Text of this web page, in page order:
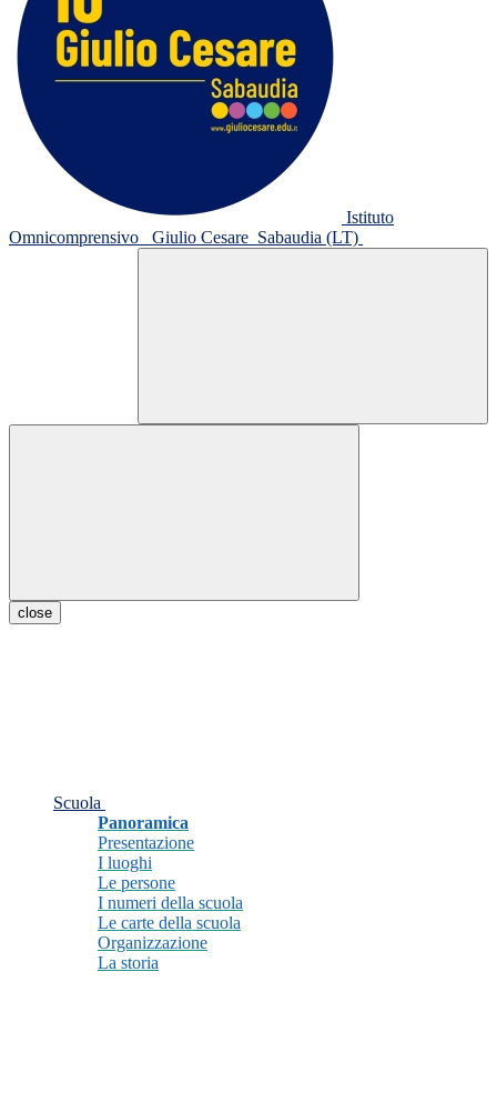
Istituto
Omnicomprensivo
Giulio Cesare Sabaudia (LT)
close
Scuola
Panoramica
Presentazione
I luoghi
Le persone
I numeri della scuola
Le carte della scuola
Organizzazione
La storia